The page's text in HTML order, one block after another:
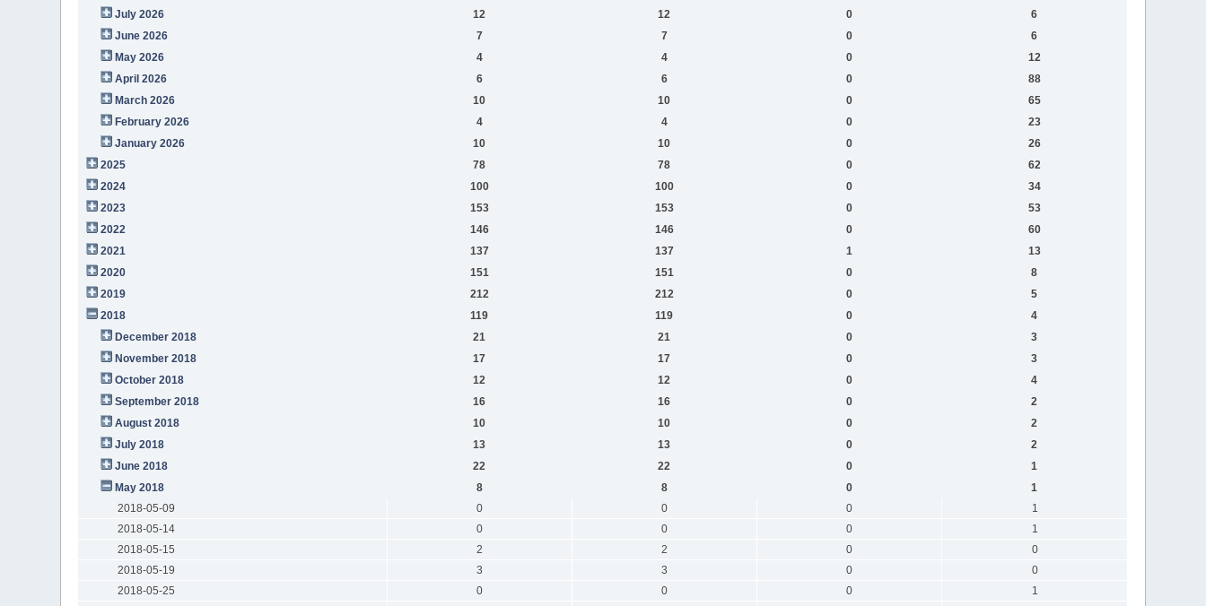
July 2026
12 12 0
6
June 2026
7 7 0
6
May 2026
4 4 0
12
April 2026
6 6 0
88
March 2026
10 10 0
65
February 2026
4 4 0
23
January 2026
10 10 0
26
2025
78 78 0
62
2024
100 100 0
34
2023
153 153 0
53
2022
146 146 0
60
2021
137 137 1
13
2020
151 151 0
8
2019
212 212 0
5
2018
119 119 0
4
December 2018
21 21 0
3
November 2018
17 17 0
3
October 2018
12 12 0
4
September 2018
16 16 0
2
August 2018
10 10 0
2
July 2018
13 13 0
2
June 2018
22 22 0
1
May 2018
8 8 0
1
2018-05-09
0 0 0
1
2018-05-14
0 0 0
1
2018-05-15
2 2 0
0
2018-05-19
3 3 0
0
2018-05-25
0 0 0
1